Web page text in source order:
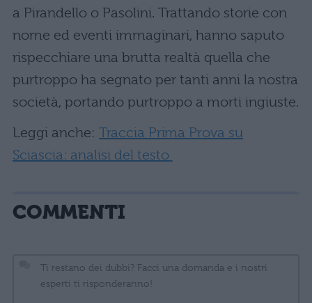
a Pirandello o Pasolini. Trattando storie con
nome ed eventi immaginari, hanno saputo
rispecchiare una brutta realtà quella che
purtroppo ha segnato per tanti anni la nostra
società, portando purtroppo a morti ingiuste.
Leggi anche: Traccia Prima Prova su
Sciascia: analisi del testo
COMMENTI